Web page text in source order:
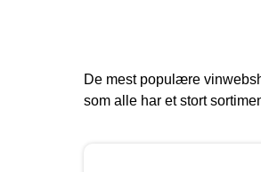
De mest populære
som alle har et stort